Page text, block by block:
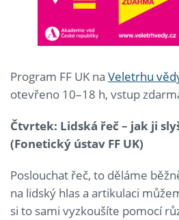
Program FF UK na Veletrhu
otevřeno 10–18 h, vstup
Čtvrtek: Lidská řeč – jak ji
(Fonetický ústav FF UK)
Poslouchat řeč, to děláme
na lidský hlas a artikulaci
si to sami vyzkoušíte pomocí